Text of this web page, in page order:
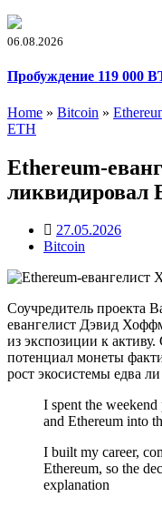
06.08.2026
Пробуждение 119 000
Home » Bitcoin »
ETH
Ethereum-
ликвидировал
27.05.2026
Bitcoin
Соучредитель проекта
евангелист Дэвид
из экспозиции к
потенциал монеты
рост экосистемы едва
I spent the
and Ethereum into
I built my career,
Ethereum, so the
explanation